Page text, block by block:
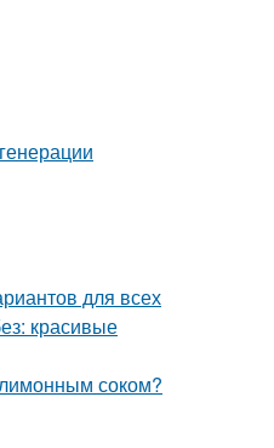
для всех
красивые
соком?